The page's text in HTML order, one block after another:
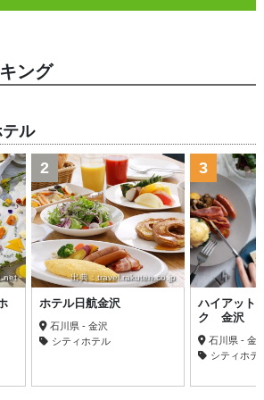
ング
ル
出典：travel.rakuten.co.jp
2
ホテル日航金沢
石川県 - 金沢
シティホテル
3
ハイアット
ク 金沢
石川県 - 金
シティホテ